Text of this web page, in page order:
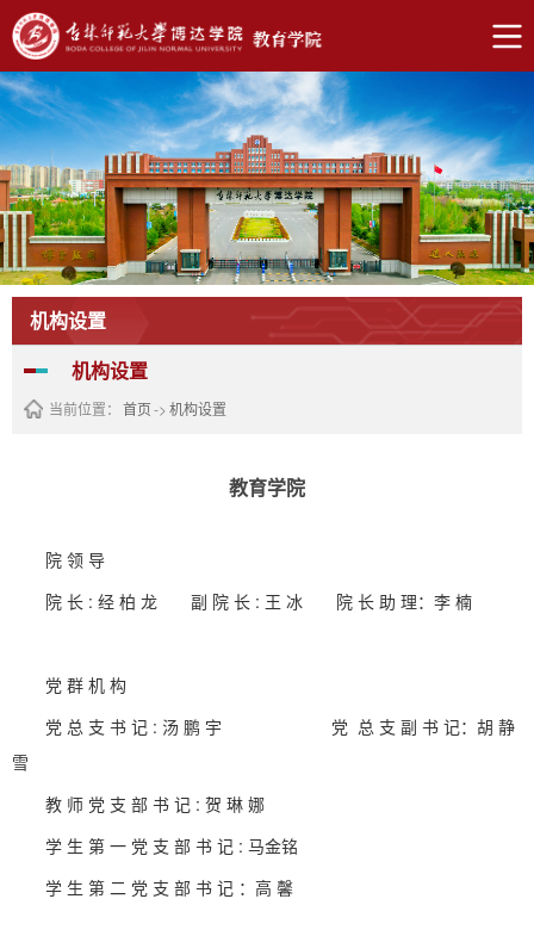
机构设置
机构设置
当前位置： 首页-> 机构设置
教育学院
院 领 导
院 长 : 经 柏 龙 副 院 长 : 王 冰 院 长 助 理：李 楠
党 群 机 构
党 总 支 书 记 : 汤 鹏 宇 党 总 支 副 书 记：胡 静
雪
教 师 党 支 部 书 记 : 贺 琳 娜
学 生 第 一 党 支 部 书 记 : 马金铭
学 生 第 二 党 支 部 书 记 ：高 馨